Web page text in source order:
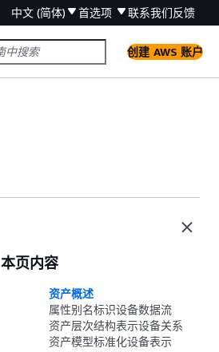
中文 (简体) 首选项 联系我们反馈
创建 AWS 账户
本页内容
资产概述
属性别名标识设备数据流
资产层次结构表示设备关系
资产模型标准化设备表示